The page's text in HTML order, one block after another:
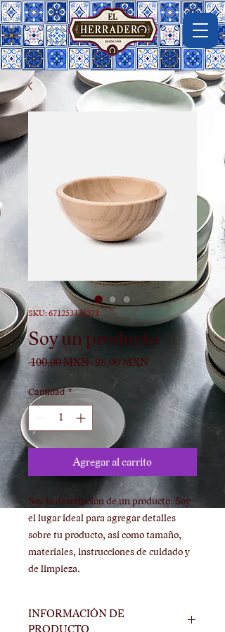
Imágen de macrovector en freepik
SKU: 671253175371
Soy un producto
100,00 MXN Precio
95,00 MXN
oferta
Cantidad *
Agregar al carrito
Soy la descripción de un producto. Soy
el lugar ideal para agregar detalles
sobre tu producto, así como tamaño,
materiales, instrucciones de cuidado y
de limpieza.
INFORMACIÓN DE
PRODUCTO